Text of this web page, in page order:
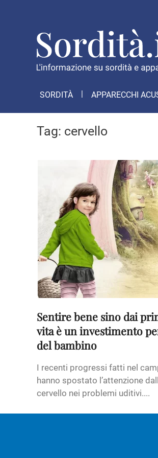
SORDITÀ APPARECCHI
Tag: cervello
Sentire bene sino dai
vita è un investimento
del bambino
I recenti progressi fatti nel
hanno spostato l’attenzione
cervello nei problemi uditivi....